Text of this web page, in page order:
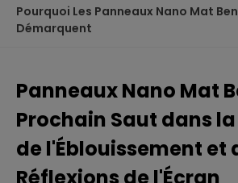
Pourquoi Les Panneaux Nano Mat
Démarquent
diffèrent-ils ?
Comment la technologie des
BenQ réduit l'éblouissement et les
Pourquoi Les Panneaux Nano Mat
Panneaux Nano Mat
Prochain Saut dans
de l'Éblouissement et